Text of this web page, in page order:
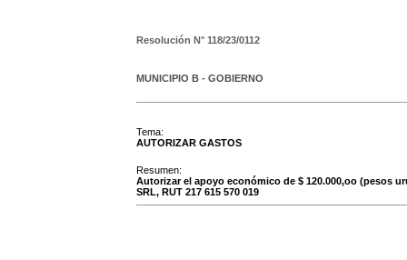
Resolución N° 118/23/0112
MUNICIPIO B - GOBIERNO
Tema:
AUTORIZAR GASTOS
Resumen:
Autorizar el apoyo económico de $ 120.000,oo (pesos
SRL, RUT 217 615 570 019